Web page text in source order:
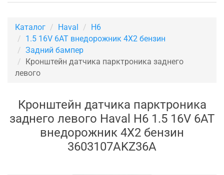
Каталог Haval
H6
1.5 16V 6AT внедорожник 4X2 бензин
Задний бампер
Кронштейн датчика парктроника заднего
левого
Кронштейн датчика парктроника
заднего левого Haval H6 1.5 16V 6AT
внедорожник 4X2 бензин
3603107AKZ36A